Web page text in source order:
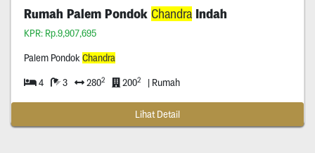
Rumah Palem Pondok ChandraIndah
KPR: Rp.9,907,695
Palem Pondok Chandra
4 3 2802 2002 | Rumah
Lihat Detail